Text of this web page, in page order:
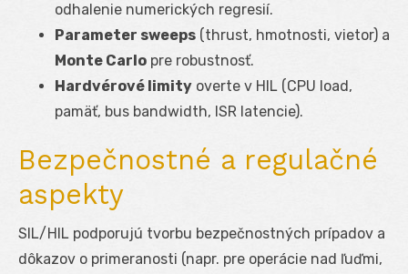
odhalenie numerických regresií.
Parameter sweeps (thrust, hmotnosti, vietor) a
Monte Carlo pre robustnosť.
Hardvérové limity overte v HIL (CPU load,
pamäť, bus bandwidth, ISR latencie).
Bezpečnostné a regulačné
aspekty
SIL/HIL podporujú tvorbu bezpečnostných prípadov a
dôkazov o primeranosti (napr. pre operácie nad ľuďmi,